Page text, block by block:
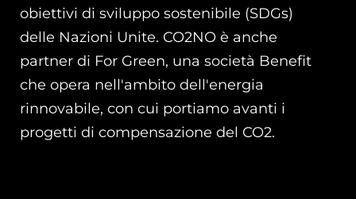
obiettivi di sviluppo sostenibile (SDGs)
delle Nazioni Unite. CO2NO è anche
partner di For Green, una società Benefit
che opera nell'ambito dell'energia
rinnovabile, con cui portiamo avanti i
progetti di compensazione del CO2.